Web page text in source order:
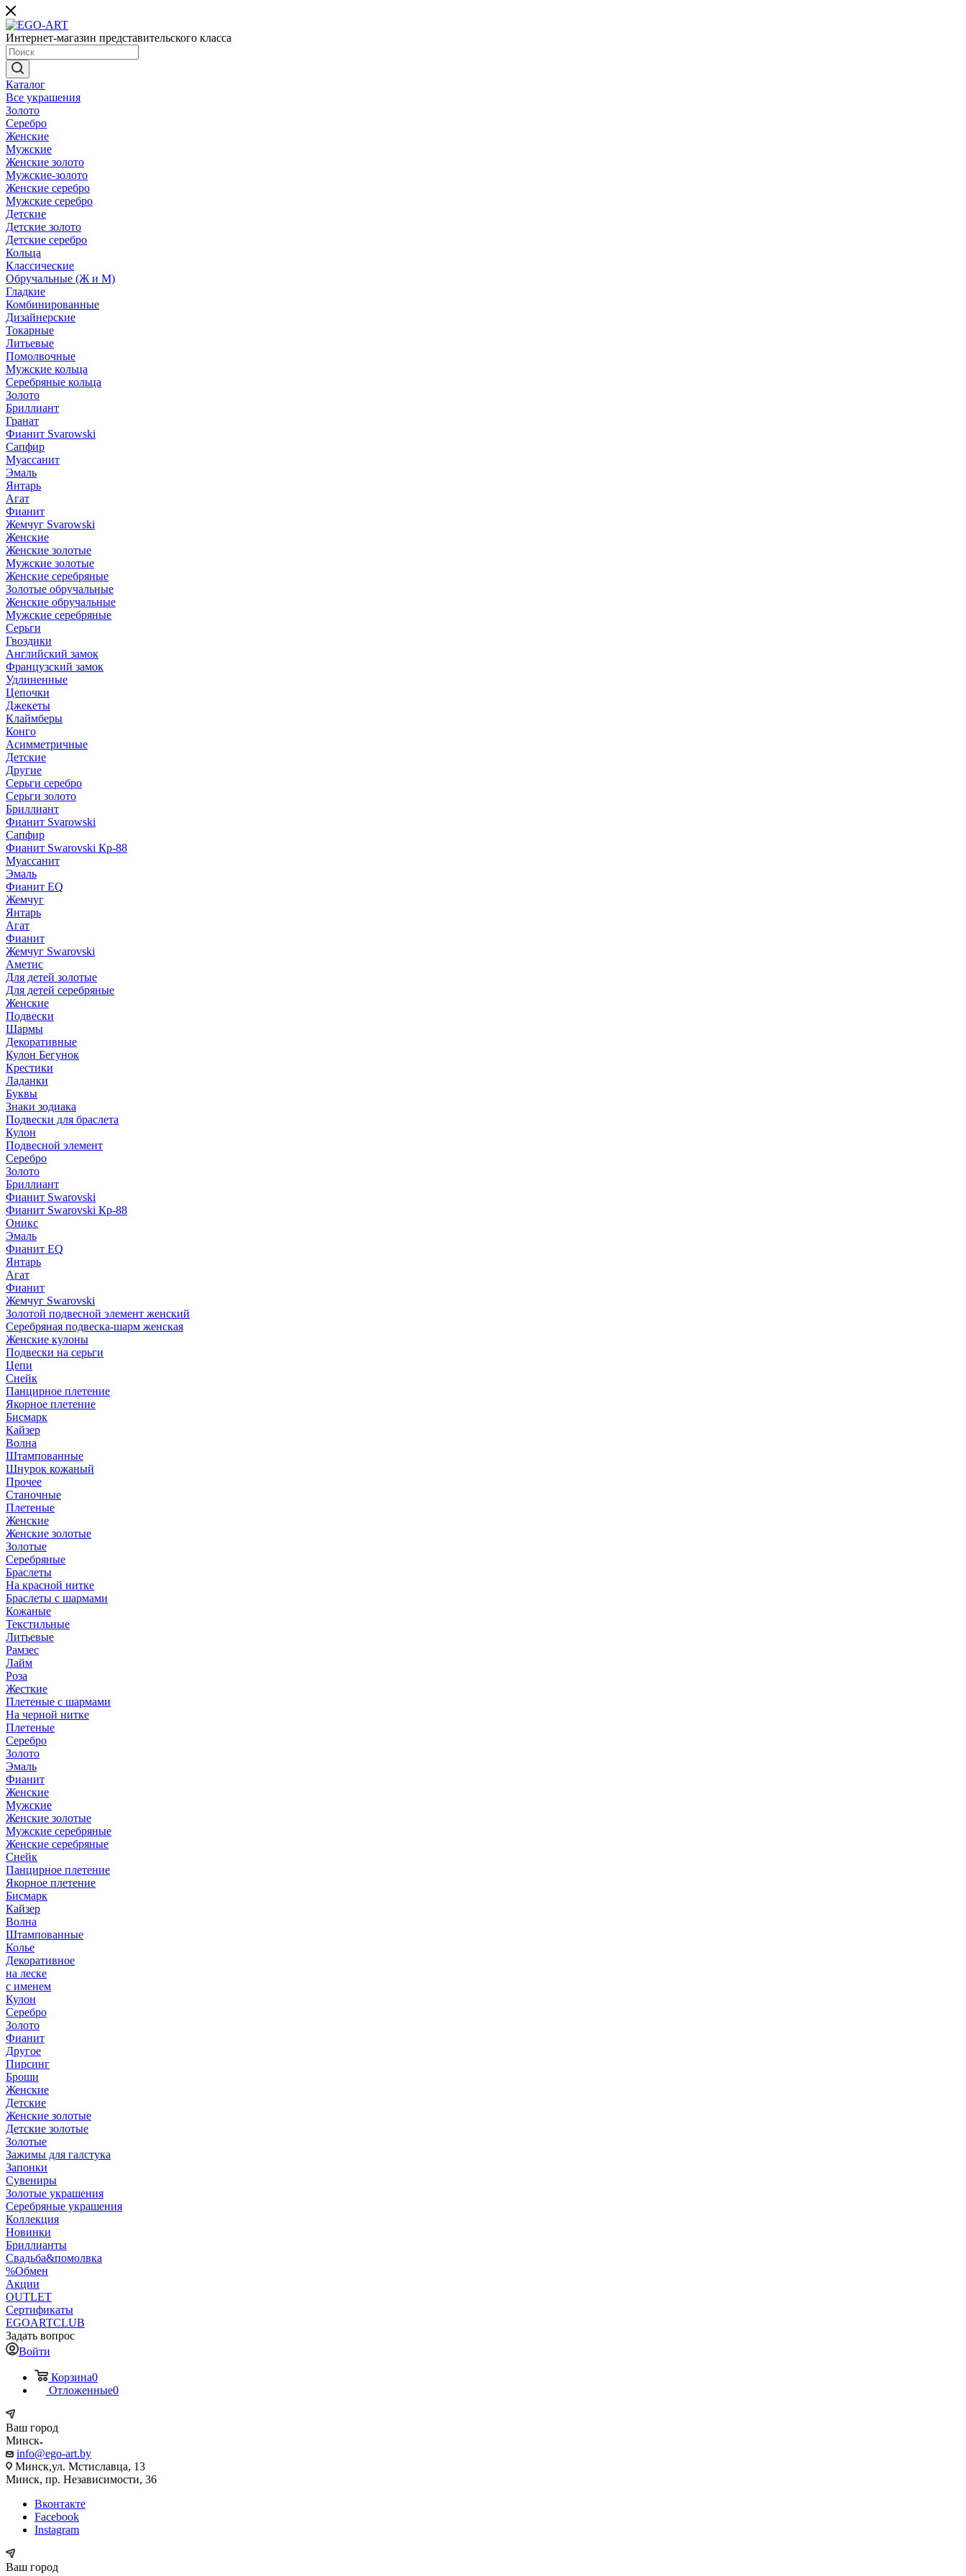
Интернет-магазин представительского класса
Каталог
Все украшения
Золото
Серебро
Женские
Мужские
Женские золото
Мужские-золото
Женские серебро
Мужские серебро
Детские
Детские золото
Детские серебро
Кольца
Классические
Обручальные (Ж и М)
Гладкие
Комбинированные
Дизайнерские
Токарные
Литьевые
Помолвочные
Мужские кольца
Серебряные кольца
Золото
Бриллиант
Гранат
Фианит Svarowski
Сапфир
Муассанит
Эмаль
Янтарь
Агат
Фианит
Жемчуг Svarowski
Женские
Женские золотые
Мужские золотые
Женские серебряные
Золотые обручальные
Женские обручальные
Мужские серебряные
Серьги
Гвоздики
Английский замок
Французский замок
Удлиненные
Цепочки
Джекеты
Клаймберы
Конго
Асимметричные
Детские
Другие
Серьги серебро
Серьги золото
Бриллиант
Фианит Svarowski
Сапфир
Фианит Swarovski Кр-88
Муассанит
Эмаль
Фианит EQ
Жемчуг
Янтарь
Агат
Фианит
Жемчуг Swarovski
Аметис
Для детей золотые
Для детей серебряные
Женские
Подвески
Шармы
Декоративные
Кулон Бегунок
Крестики
Ладанки
Буквы
Знаки зодиака
Подвески для браслета
Кулон
Подвесной элемент
Серебро
Золото
Бриллиант
Фианит Swarovski
Фианит Swarovski Кр-88
Оникс
Эмаль
Фианит EQ
Янтарь
Агат
Фианит
Жемчуг Swarovski
Золотой подвесной элемент женcкий
Серебряная подвеска-шарм женская
Женские кулоны
Подвески на серьги
Цепи
Снейк
Панцирное плетение
Якорное плетение
Бисмарк
Кайзер
Волна
Штампованные
Шнурок кожаный
Прочее
Станочные
Плетеные
Женские
Женские золотые
Золотые
Серебряные
Браслеты
На красной нитке
Браслеты с шармами
Кожаные
Текстильные
Литьевые
Рамзес
Лайм
Роза
Жесткие
Плетеные с шармами
На черной нитке
Плетеные
Серебро
Золото
Эмаль
Фианит
Женские
Мужские
Женские золотые
Мужские серебряные
Женские серебряные
Снейк
Панцирное плетение
Якорное плетение
Бисмарк
Кайзер
Волна
Штампованные
Колье
Декоративное
на леске
с именем
Кулон
Серебро
Золото
Фианит
Другое
Пирсинг
Броши
Женские
Детские
Женские золотые
Детские золотые
Золотые
Зажимы для галстука
Запонки
Сувениры
Золотые украшения
Серебряные украшения
Коллекция
Новинки
Бриллианты
Свадьба&помолвка
%Обмен
Акции
OUTLET
Сертификаты
EGOARTCLUB
Задать вопрос
Войти
Корзина0
Отложенные0
Ваш город
Минск
info@ego-art.by
Минск,ул. Мстиславца, 13
Минск, пр. Независимости, 36
Вконтакте
Facebook
Instagram
Ваш город